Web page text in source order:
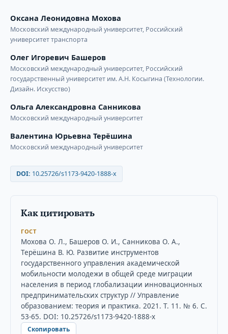
Оксана Леонидовна Мохова
Московский международный университет, Российский
университет транспорта
Олег Игоревич Башеров
Московский международный университет, Российский
государственный университет им. А.Н. Косыгина (Технологии.
Дизайн. Искусство)
Ольга Александровна Санникова
Московский международный университет
Валентина Юрьевна Терёшина
Московский международный университет
DOI: 10.25726/s1173-9420-1888-x
Как цитировать
ГОСТ
Мохова О. Л., Башеров О. И., Санникова О. А.,
Терёшина В. Ю. Развитие инструментов
государственного управления академической
мобильности молодежи в общей среде миграции
населения в период глобализации инновационных
предпринимательских структур // Управление
образованием: теория и практика. 2021. Т. 11. № 6. С.
53-65. DOI: 10.25726/s1173-9420-1888-x
Скопировать